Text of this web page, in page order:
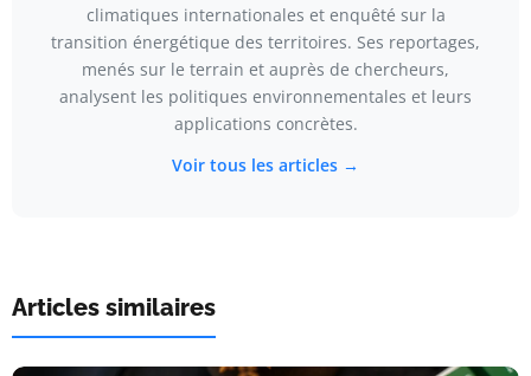
climatiques internationales et enquêté sur la
transition énergétique des territoires. Ses reportages,
menés sur le terrain et auprès de chercheurs,
analysent les politiques environnementales et leurs
applications concrètes.
Voir tous les articles →
Articles similaires